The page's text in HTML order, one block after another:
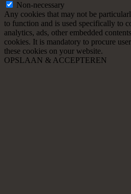
Non-necessary
Any cookies that may not be
to function and is used specifically to
analytics, ads, other embedded
cookies. It is mandatory to procure
these cookies on your website.
OPSLAAN & ACCEPTEREN